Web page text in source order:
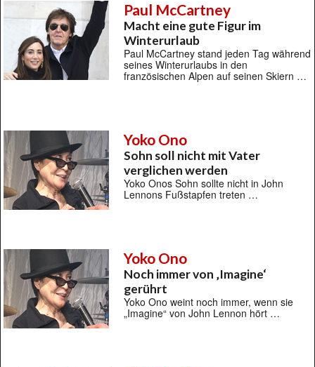
Paul McCartney
Macht eine gute Figur im
Winterurlaub
Paul McCartney stand jeden Tag während
seines Winterurlaubs in den
französischen Alpen auf seinen Skiern …
Yoko Ono
Sohn soll nicht mit Vater
verglichen werden
Yoko Onos Sohn sollte nicht in John
Lennons Fußstapfen treten …
Yoko Ono
Noch immer von ‚Imagine‘
gerührt
Yoko Ono weint noch immer, wenn sie
„Imagine“ von John Lennon hört …